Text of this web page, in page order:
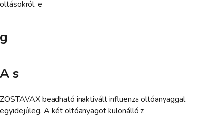
oltásokról. e
g
A s
ZOSTAVAX beadható inaktivált influenza oltóanyaggal
egyidejűleg. A két oltóanyagot különálló z